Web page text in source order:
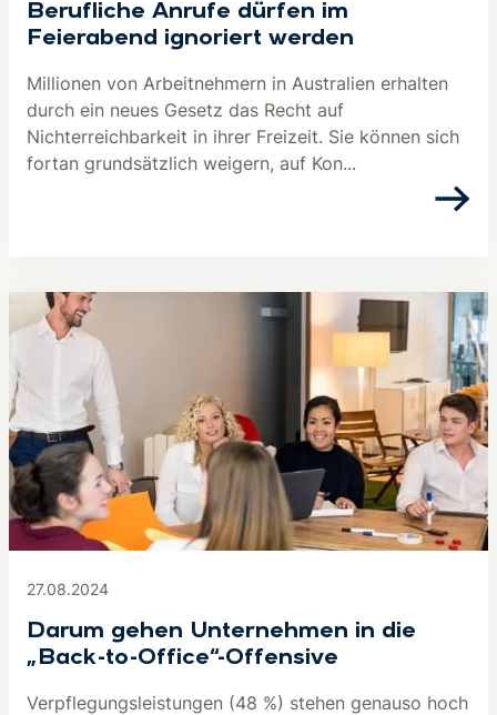
Berufliche Anrufe dürfen im
Feierabend ignoriert werden
Millionen von Arbeitnehmern in Australien erhalten
durch ein neues Gesetz das Recht auf
Nichterreichbarkeit in ihrer Freizeit. Sie können sich
fortan grundsätzlich weigern, auf Kon...
27.08.2024
Darum gehen Unternehmen in die
„Back-to-Office“-Offensive
Verpflegungsleistungen (48 %) stehen genauso hoch